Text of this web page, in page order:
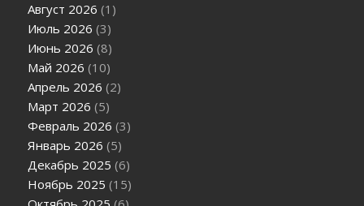
Август 2026 (1)
Июль 2026 (3)
Июнь 2026 (8)
Май 2026 (10)
Апрель 2026 (2)
Март 2026 (5)
Февраль 2026 (3)
Январь 2026 (5)
Декабрь 2025 (6)
Ноябрь 2025 (15)